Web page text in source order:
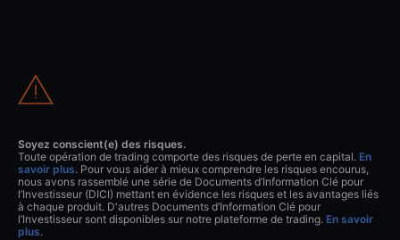
Soyez conscient(e) des risques.
Toute opération de trading comporte des risques de perte en capital. En
savoir plus. Pour vous aider à mieux comprendre les risques encourus,
nous avons rassemblé une série de Documents d’Information Clé pour
l’Investisseur (DICI) mettant en évidence les risques et les avantages liés
à chaque produit. D'autres Documents d’Information Clé pour
l’Investisseur sont disponibles sur notre plateforme de trading. En savoir
plus.